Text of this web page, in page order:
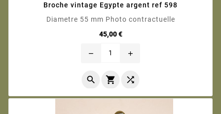
Broche vintage Egypte argent ref 598
Diametre 55 mm Photo contractuelle
45,00 €Prix
remove add
  